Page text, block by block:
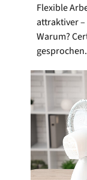
Flexible
attraktiver
Warum?
gesprochen.